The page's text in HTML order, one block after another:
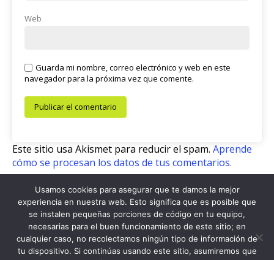
Web
Guarda mi nombre, correo electrónico y web en este
navegador para la próxima vez que comente.
Este sitio usa Akismet para reducir el spam. Aprende
cómo se procesan los datos de tus comentarios.
© 2026 Café Con Letras
Cafe Con Letras (c)
Usamos cookies para asegurar que te damos la mejor
experiencia en nuestra web. Esto significa que es posible que
se instalen pequeñas porciones de código en tu equipo,
necesarias para el buen funcionamiento de este sitio; en
cualquier caso, no recolectamos ningún tipo de información de
tu dispositivo. Si continúas usando este sitio, asumiremos que